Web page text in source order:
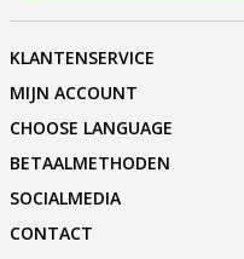
KLANTENSERVICE
MIJN ACCOUNT
CHOOSE LANGUAGE
BETAALMETHODEN
SOCIALMEDIA
CONTACT